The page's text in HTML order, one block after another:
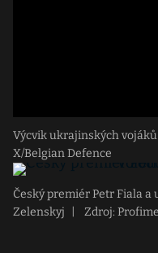
Výcvik ukrajinských
X/Belgian Defence
Český premiér Petr Fiala
Zelenskyj
Zdroj: